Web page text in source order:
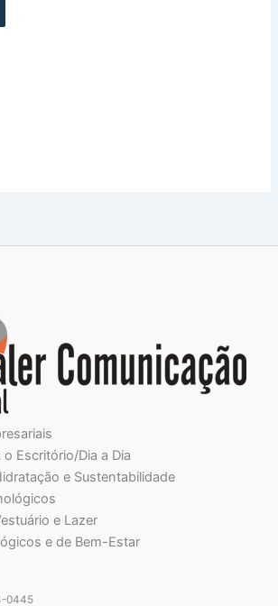
o Escritório/Dia a Dia
e Sustentabilidade
e Lazer
e de Bem-Estar
0445